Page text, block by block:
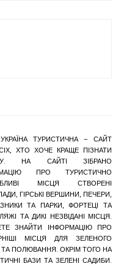
ТУРИСТИЧНА – САЙТ
ХТО ХОЧЕ КРАЩЕ ПІЗНАТИ
НА САЙТІ ЗІБРАНО
ПРО ТУРИСТИЧНО
МІСЦЯ СТВОРЕНІ
ГІРСЬКІ ВЕРШИНИ, ПЕЧЕРИ,
ТА ПАРКИ, ФОРТЕЦІ ТА
ТА ДИКІ НЕЗВІДАНІ МІСЦЯ.
ЗНАЙТИ ІНФОРМАЦІЮ ПРО
МІСЦЯ ДЛЯ ЗЕЛЕНОГО
ПОЛЮВАННЯ. ОКРІМ ТОГО НА
БАЗИ ТА ЗЕЛЕНІ САДИБИ.